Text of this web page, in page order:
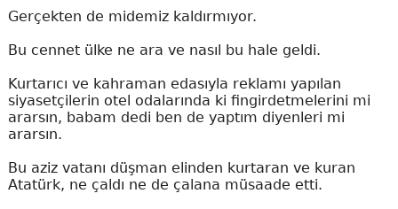
Gerçekten de midemiz kaldırmıyor.
Bu cennet ülke ne ara ve nasıl bu hale geldi.
Kurtarıcı ve kahraman edasıyla reklamı yapılan
siyasetçilerin otel odalarında ki fingirdetmelerini mi
ararsın, babam dedi ben de yaptım diyenleri mi
ararsın.
Bu aziz vatanı düşman elinden kurtaran ve kuran
Atatürk, ne çaldı ne de çalana müsaade etti.